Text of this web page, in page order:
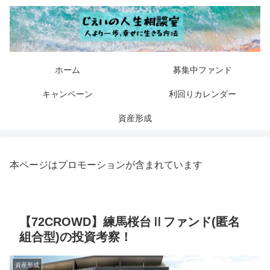
ホーム 募集中ファンド
キャンペーン 利回りカレンダー
資産形成
本ページはプロモーションが含まれています
【72CROWD】練馬桜台Ⅱファンド(匿名
組合型)の投資考察！
資産形成